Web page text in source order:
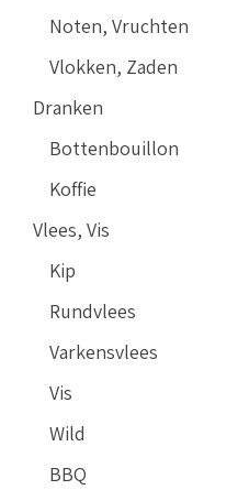
Noten, Vruchten
Vlokken, Zaden
Dranken
Bottenbouillon
Koffie
Vlees, Vis
Kip
Rundvlees
Varkensvlees
Vis
Wild
BBQ